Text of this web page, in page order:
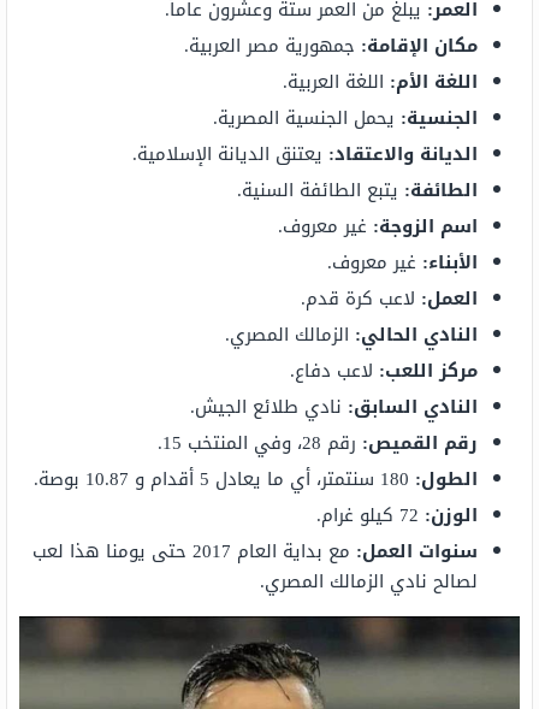
العمر: يبلغ من العمر ستة وعشرون عاماً.
مكان الإقامة: جمهورية مصر العربية.
اللغة الأم: اللغة العربية.
الجنسية: يحمل الجنسية المصرية.
الديانة والاعتقاد: يعتنق الديانة الإسلامية.
الطائفة: يتبع الطائفة السنية.
اسم الزوجة: غير معروف.
الأبناء: غير معروف.
العمل: لاعب كرة قدم.
النادي الحالي: الزمالك المصري.
مركز اللعب: لاعب دفاع.
النادي السابق: نادي طلائع الجيش.
رقم القميص: رقم 28، وفي المنتخب 15.
الطول:
الوزن:
سنوات العمل:
مع بداية العام 2017 حتى يومنا هذا لعب
لصالح نادي الزمالك المصري.